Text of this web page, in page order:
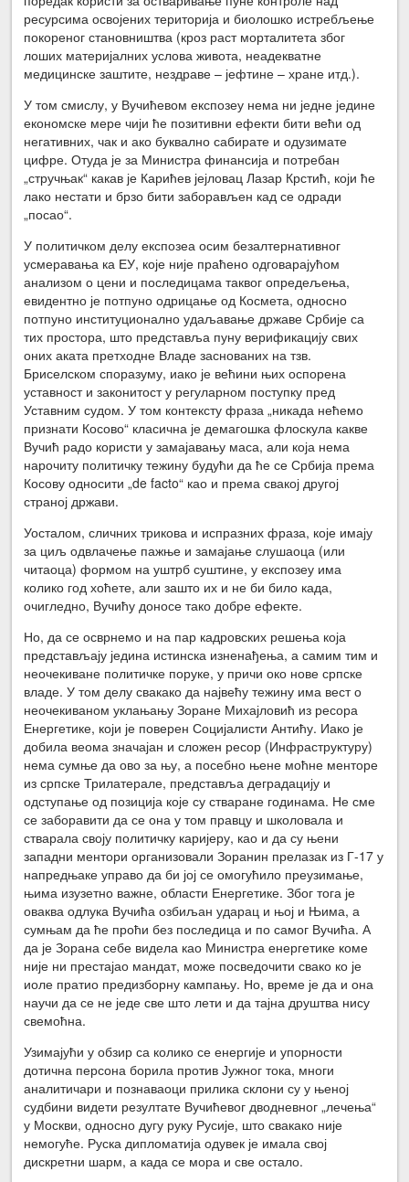
ресурсима освојених територија и биолошко истребљење
покореног становништва (кроз раст морталитета због
лоших материјалних услова живота, неадекватне
медицинске заштите, нездраве – јефтине – хране итд.).
У том смислу, у Вучићевом експозеу нема ни једне једине
економске мере чији ће позитивни ефекти бити већи од
негативних, чак и ако буквално сабирате и одузимате
цифре. Отуда је за Министра финансија и потребан
„стручњак“ какав је Карићев јејловац Лазар Крстић, који ће
лако нестати и брзо бити заборављен кад се одради
„посао“.
У политичком делу експозеа осим безалтернативног
усмеравања ка ЕУ, које није праћено одговарајућом
анализом о цени и последицама таквог опредељења,
евидентно је потпуно одрицање од Космета, односно
потпуно институционално удаљавање државе Србије са
тих простора, што представља пуну верификацију свих
оних аката претходне Владе заснованих на тзв.
Бриселском споразуму, иако је већини њих оспорена
уставност и законитост у регуларном поступку пред
Уставним судом. У том контексту фраза „никада нећемо
признати Косово“ класична је демагошка флоскула какве
Вучић радо користи у замајавању маса, али која нема
нарочиту политичку тежину будући да ће се Србија према
Косову односити „de facto“ као и према свакој другој
страној држави.
Уосталом, сличних трикова и испразних фраза, које имају
за циљ одвлачење пажње и замајање слушаоца (или
читаоца) формом на уштрб суштине, у експозеу има
колико год хоћете, али зашто их и не би било када,
очигледно, Вучићу доносе тако добре ефекте.
Но, да се осврнемо и на пар кадровских решења која
представљају једина истинска изненађења, а самим тим и
неочекиване политичке поруке, у причи око нове српске
владе. У том делу свакако да највећу тежину има вест о
неочекиваном уклањању Зоране Михајловић из ресора
Енергетике, који је поверен Социјалисти Антићу. Иако је
добила веома значајан и сложен ресор (Инфраструктуру)
нема сумње да ово за њу, а посебно њене моћне менторе
из српске Трилатерале, представља деградацију и
одступање од позиција које су стваране годинама. Не сме
се заборавити да се она у том правцу и школовала и
стварала своју политичку каријеру, као и да су њени
западни ментори организовали Зоранин прелазак из Г-17 у
напредњаке управо да би јој се омогућило преузимање,
њима изузетно важне, области Енергетике. Због тога је
оваква одлука Вучића озбиљан ударац и њој и Њима, а
сумњам да ће проћи без последица и по самог Вучића. А
да је Зорана себе видела као Министра енергетике коме
није ни престајао мандат, може посведочити свако ко је
иоле пратио предизборну кампању. Но, време је да и она
научи да се не једе све што лети и да тајна друштва нису
свемоћна.
Узимајући у обзир са колико се енергије и упорности
дотична персона борила против Јужног тока, многи
аналитичари и познаваоци прилика склони су у њеној
судбини видети резултате Вучићевог дводневног „лечења“
у Москви, односно дугу руку Русије, што свакако није
немогуће. Руска дипломатија одувек је имала свој
дискретни шарм, а када се мора и све остало.